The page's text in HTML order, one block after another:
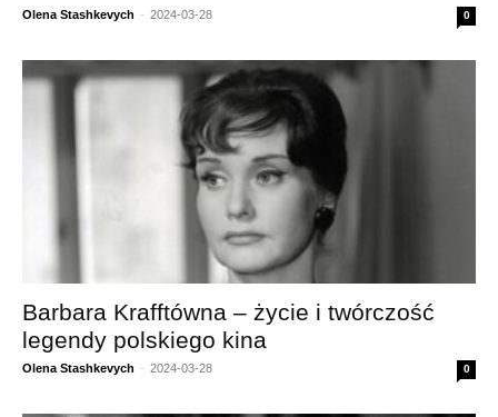
Olena Stashkevych - 2024-03-28 0
Barbara Krafftówna – życie i twórczość
legendy polskiego kina
Olena Stashkevych - 2024-03-28 0